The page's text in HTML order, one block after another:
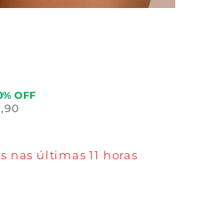
OFF
nas últimas 11 horas